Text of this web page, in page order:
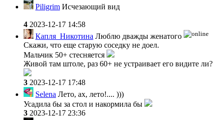
Piligrim Исчезающий вид
4 2023-12-17 14:58
Капля_Никотина Люблю дважды женатого
Скажи, что еще старую соседку не доел.
Мальчик 50+ стесняется
Живой там штоле, раз 60+ не устраивает его видите ли?
3 2023-12-17 17:48
Selena Лето, ах, лето!.... )))
Усадила бы за стол и накормила бы
3 2023-12-17 23:36